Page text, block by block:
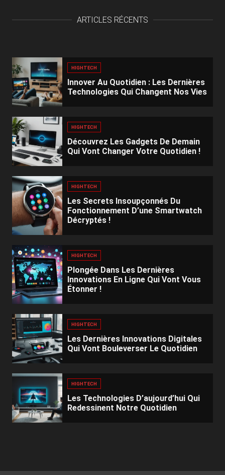
ARTICLES RÉCENTS
HIGHTECH
Innover Au Quotidien : Les Dernières
Technologies Qui Changent Nos Vies
HIGHTECH
Découvrez Les Gadgets De Demain
Qui Vont Changer Votre Quotidien !
HIGHTECH
Les Secrets Insoupçonnés Du
Fonctionnement D’une Smartwatch
Décryptés !
HIGHTECH
Plongée Dans Les Dernières
Innovations En Ligne Qui Vont Vous
Étonner !
HIGHTECH
Les Dernières Innovations Digitales
Qui Vont Bouleverser Le Quotidien
HIGHTECH
Les Technologies D’aujourd’hui Qui
Redessinent Notre Quotidien